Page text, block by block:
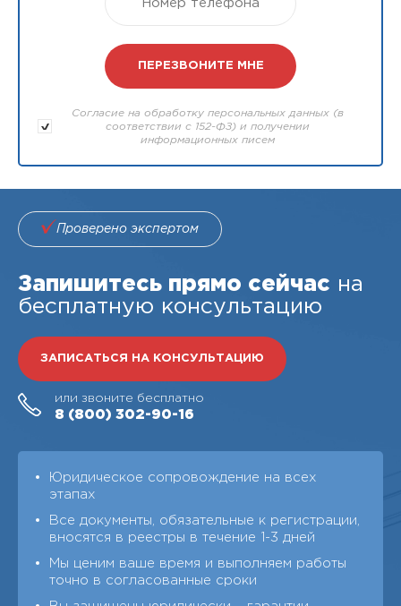
Согласие на обработку персональных данных (в
соответствии с 152-ФЗ) и получении
информационных писем
Проверено экспертом
Запишитесь прямо сейчас на
бесплатную консультацию
ЗАПИСАТЬСЯ НА КОНСУЛЬТАЦИЮ
или звоните бесплатно
8 (800) 302-90-16
Юридическое сопровождение на всех
этапах
Все документы, обязательные к регистрации,
вносятся в реестры в течение 1-3 дней
Мы ценим ваше время и выполняем работы
точно в согласованные сроки